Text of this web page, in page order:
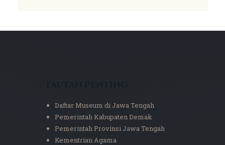
Daftar Museum di Jawa Tengah
Pemerintah Kabupaten Demak
Pemerintah Provinsi Jawa Tengah
Kementrian Agama